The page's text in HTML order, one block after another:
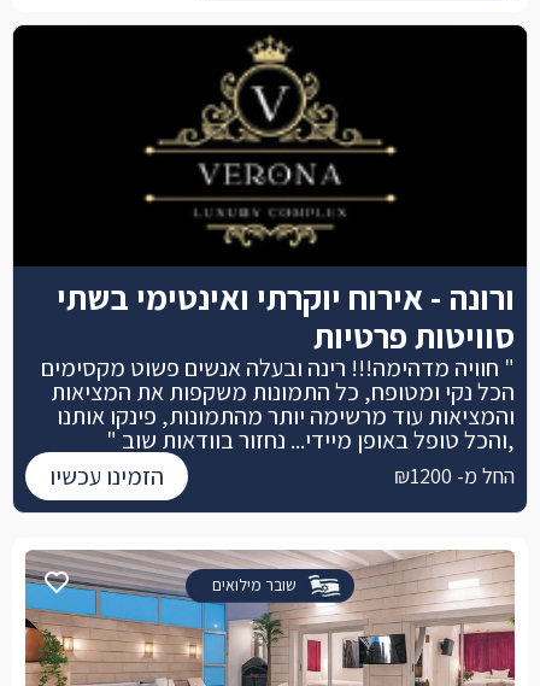
שובר מילואים
ורונה - אירוח יוקרתי ואינטימי בשתי
סוויטות פרטיות
" חוויה מדהימה!!! רינה ובעלה אנשים פשוט מקסימים
הכל נקי ומטופח, כל התמונות משקפות את המציאות
והמציאות עוד מרשימה יותר מהתמונות, פינקו אותנו
,והכל טופל באופן מיידי... נחזור בוודאות שוב "
החל מ- ₪1200 הזמינו עכשיו